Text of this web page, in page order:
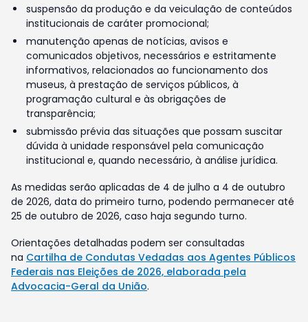
suspensão da produção e da veiculação de conteúdos
institucionais de caráter promocional;
manutenção apenas de notícias, avisos e
comunicados objetivos, necessários e estritamente
informativos, relacionados ao funcionamento dos
museus, à prestação de serviços públicos, à
programação cultural e às obrigações de
transparência;
submissão prévia das situações que possam suscitar
dúvida à unidade responsável pela comunicação
institucional e, quando necessário, à análise jurídica.
As medidas serão aplicadas de 4 de julho a 4 de outubro
de 2026, data do primeiro turno, podendo permanecer até
25 de outubro de 2026, caso haja segundo turno.
Orientações detalhadas podem ser consultadas
na Cartilha de Condutas Vedadas aos Agentes Públicos
Federais nas Eleições de 2026, elaborada pela
Advocacia-Geral da União.